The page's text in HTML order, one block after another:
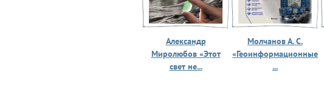
Александр
Миролюбов «Этот
свет не...
Молчанов А. С.
«Геоинформационные
...